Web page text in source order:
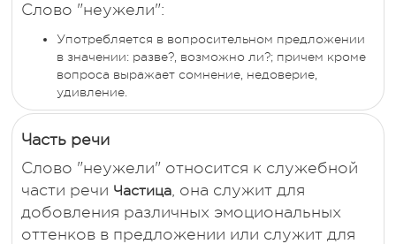
Слово "неужели":
Употребляется в вопросительном предложении
в значении: разве?, возможно ли?; причем кроме
вопроса выражает сомнение, недоверие,
удивление.
Часть речи
Слово "неужели" относится к служебной
части речи Частица, она служит для
добовления различных эмоциональных
оттенков в предложении или служит для